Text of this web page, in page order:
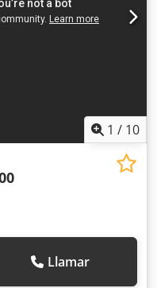
motorizada 4.300 mm
transversal 600
con garra
1 / 10
Llamar